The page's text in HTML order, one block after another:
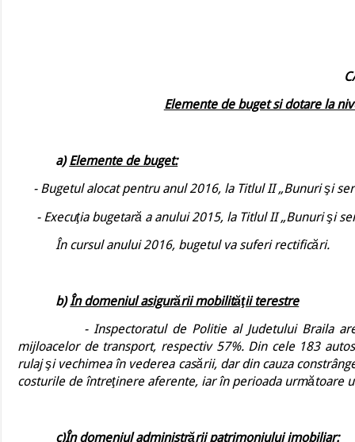
Elemente de buget si dotare la
a)Elemente de buget:
- Bugetul alocat pentru anul 2016, la Titlul II „Bunuri şi
- Execuţia bugetară a anului 2015, la Titlul II „Bunuri şi
În cursul anului 2016, bugetul va suferi rectificări.
b)În domeniul asigurării mobilităţii terestre
- Inspectoratul de Politie al Judetului Braila
mijloacelor de transport, respectiv 57%. Din cele 183
rulaj şi vechimea în vederea casării, dar din cauza
costurile de întreţinere aferente, iar în perioada următoare
c)În domeniul administrării patrimoniului imobiliar: